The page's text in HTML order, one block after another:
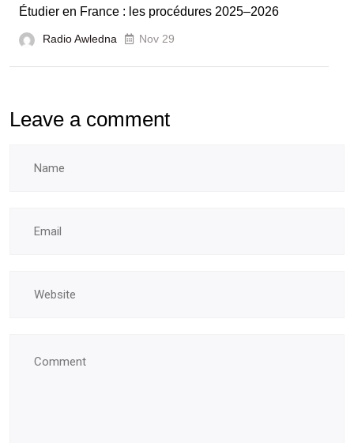
et
écoles
Étudier en France : les procédures 2025–2026
Radio Awledna Nov 29
Leave a comment